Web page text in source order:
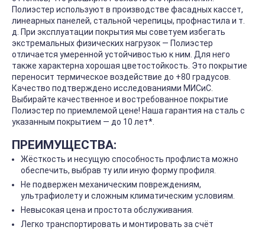
Полиэстер используют в производстве фасадных кассет,
линеарных панелей, стальной черепицы, профнастила и т.
д. При эксплуатации покрытия мы советуем избегать
экстремальных физических нагрузок — Полиэстер
отличается умеренной устойчивостью к ним. Для него
также характерна хорошая цветостойкость. Это покрытие
переносит термическое воздействие до +80 градусов.
Качество подтверждено исследованиями МИСиС.
Выбирайте качественное и востребованное покрытие
Полиэстер по приемлемой цене! Наша гарантия на сталь с
указанным покрытием — до 10 лет*.
ПРЕИМУЩЕСТВА:
Жёсткость и несущую способность профлиста можно
обеспечить, выбрав ту или иную форму профиля.
Не подвержен механическим повреждениям,
ультрафиолету и сложным климатическим условиям.
Невысокая цена и простота обслуживания.
Легко транспортировать и монтировать за счёт